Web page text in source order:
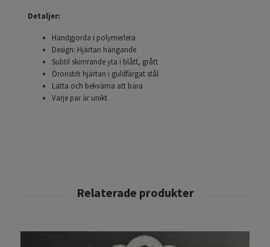
Detaljer:
Handgjorda i polymerlera
Design: Hjärtan hängande
Subtil skimrande yta i blått, grått
Öronstift hjärtan i guldfärgat stål
Lätta och bekväma att bära
Varje par är unikt